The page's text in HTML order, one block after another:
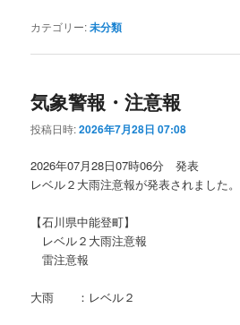
カテゴリー:未分類
気象警報・注意報
投稿日時:2026年7月28日 07:08
2026年07月28日07時06分 発表
レベル２大雨注意報が発表されました。
【石川県中能登町】
レベル２大雨注意報
雷注意報
大雨 ：レベル２